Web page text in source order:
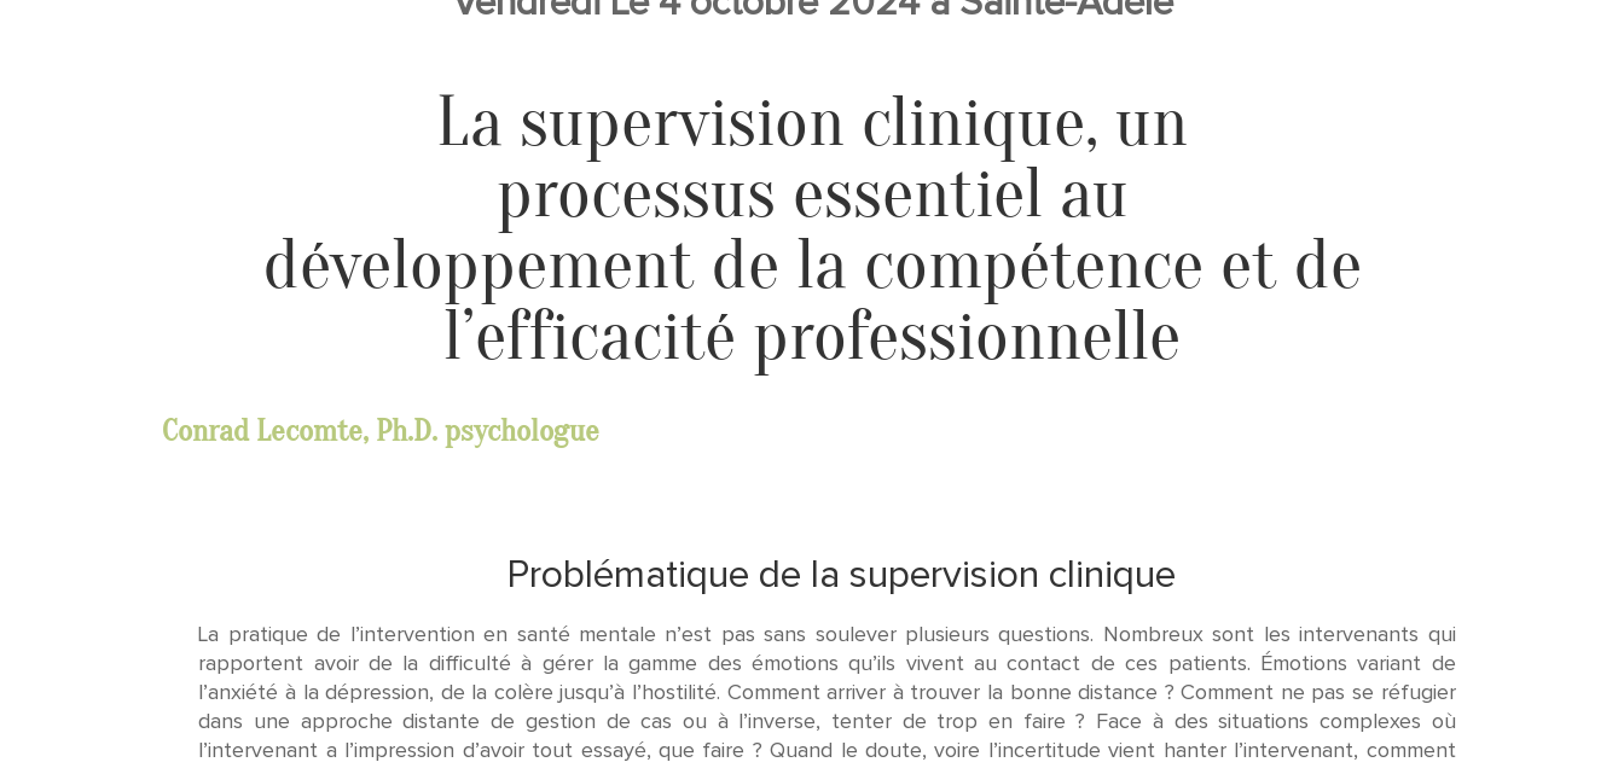
La supervision clinique, un
processus essentiel au
développement de la compétence et de
l’efficacité professionnelle
Conrad Lecomte, Ph.D. psychologue
Problématique de la supervision clinique
La pratique de l’intervention en santé mentale n’est pas sans soulever plusieurs questions. Nombreux sont les intervenants qui
rapportent avoir de la difficulté à gérer la gamme des émotions qu’ils vivent au contact de ces patients. Émotions variant de
l’anxiété à la dépression, de la colère jusqu’à l’hostilité. Comment arriver à trouver la bonne distance ? Comment ne pas se réfugier
dans une approche distante de gestion de cas ou à l’inverse, tenter de trop en faire ? Face à des situations complexes où
l’intervenant a l’impression d’avoir tout essayé, que faire ? Quand le doute, voire l’incertitude vient hanter l’intervenant, comment